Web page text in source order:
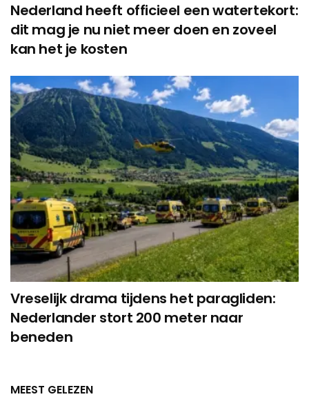
Nederland heeft officieel een watertekort:
dit mag je nu niet meer doen en zoveel
kan het je kosten
Vreselijk drama tijdens het paragliden:
Nederlander stort 200 meter naar
beneden
MEEST GELEZEN